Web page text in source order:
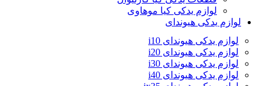
لوازم یدکی کیا موهاوی
لوازم یدکی هیوندای
لوازم یدکی هیوندای i10
لوازم یدکی هیوندای i20
لوازم یدکی هیوندای i30
لوازم یدکی هیوندای i40